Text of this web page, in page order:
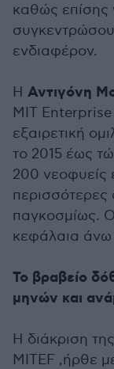
καθώς επίσης
ενδιαφέρον.
H Αντιγόνη
MIT Enterprise
εξαιρετική
το 2015 έως
200 νεοφυείς
περισσότερες
παγκοσμίως.
κεφάλαια άνω
Το βραβείο
μηνών και
Η διάκριση της
ΜΙΤΕF ,ήρθε